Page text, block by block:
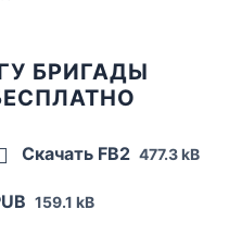
БРИГАДЫ
Скачать FB2 477.3 kB
159.1 kB